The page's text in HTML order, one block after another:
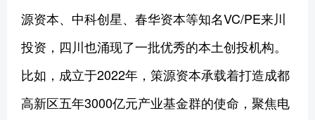
源资本、中科创星、春华资本等知名VC/PE来川
投资，四川也涌现了一批优秀的本土创投机构。
比如，成立于2022年，策源资本承载着打造成都
高新区五年3000亿元产业基金群的使命，聚焦电